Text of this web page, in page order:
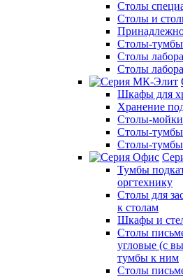
Столы
Столы и
Столы-
Столы
Столы
Шкафы для
Хранение
Столы-мойки
Столы-
Столы-тумбы
Тумбы
оргтехнику
Столы для
к столам
Шкафы и
Столы
угловые (с
тумбы к ним
Столы